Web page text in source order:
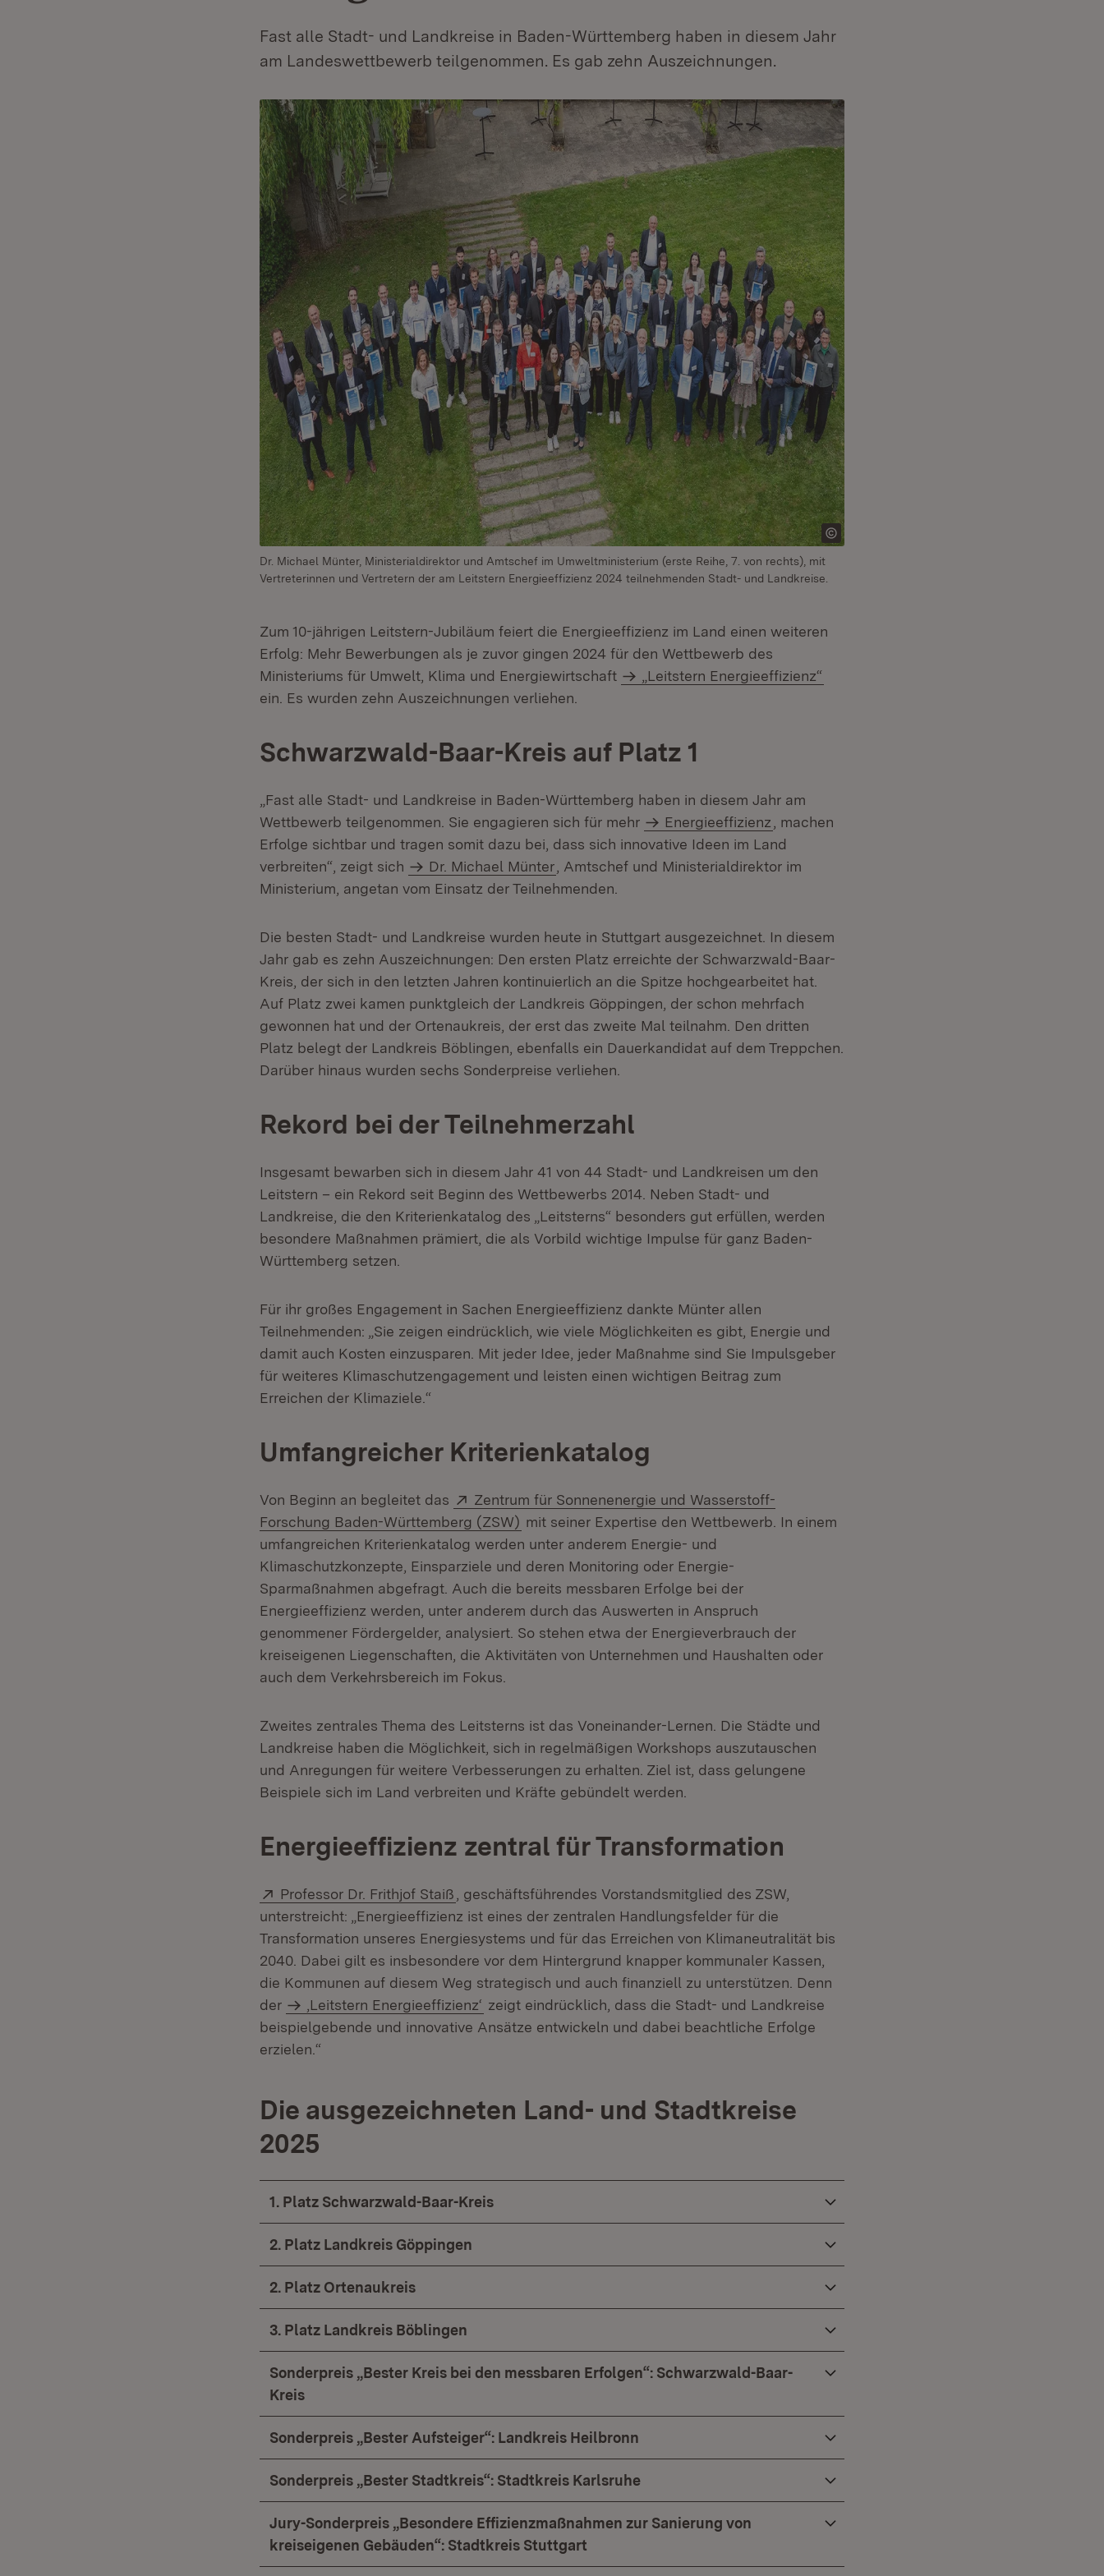
Fast alle Stadt- und Landkreise in Baden-Württemberg haben in diesem Jahr
am Landeswettbewerb teilgenommen. Es gab zehn Auszeichnungen.
Dr. Michael Münter, Ministerialdirektor und Amtschef im Umweltministerium (erste Reihe, 7. von rechts), mit
Vertreterinnen und Vertretern der am Leitstern Energieeffizienz 2024 teilnehmenden Stadt- und Landkreise.
Zum 10-jährigen Leitstern-Jubiläum feiert die Energieeffizienz im Land einen weiteren
Erfolg: Mehr Bewerbungen als je zuvor gingen 2024 für den Wettbewerb des
Ministeriums für Umwelt, Klima und Energiewirtschaft
„Leitstern Energieeffizienz“
ein. Es wurden zehn Auszeichnungen verliehen.
Schwarzwald-Baar-Kreis auf Platz 1
„Fast alle Stadt- und Landkreise in Baden-Württemberg haben in diesem Jahr am
Wettbewerb teilgenommen. Sie engagieren sich für mehr
Energieeffizienz
, machen
Erfolge sichtbar und tragen somit dazu bei, dass sich innovative Ideen im Land
verbreiten“, zeigt sich
Dr. Michael Münter , Amtschef und Ministerialdirektor im
Ministerium, angetan vom Einsatz der Teilnehmenden.
Die besten Stadt- und Landkreise wurden heute in Stuttgart ausgezeichnet. In diesem
Jahr gab es zehn Auszeichnungen: Den ersten Platz erreichte der Schwarzwald-Baar-
Kreis, der sich in den letzten Jahren kontinuierlich an die Spitze hochgearbeitet hat.
Auf Platz zwei kamen punktgleich der Landkreis Göppingen, der schon mehrfach
gewonnen hat und der Ortenaukreis, der erst das zweite Mal teilnahm. Den dritten
Platz belegt der Landkreis Böblingen, ebenfalls ein Dauerkandidat auf dem Treppchen.
Darüber hinaus wurden sechs Sonderpreise verliehen.
Rekord bei der Teilnehmerzahl
Insgesamt bewarben sich in diesem Jahr 41 von 44 Stadt- und Landkreisen um den
Leitstern – ein Rekord seit Beginn des Wettbewerbs 2014. Neben Stadt- und
Landkreise, die den Kriterienkatalog des „Leitsterns“ besonders gut erfüllen, werden
besondere Maßnahmen prämiert, die als Vorbild wichtige Impulse für ganz Baden-
Württemberg setzen.
Für ihr großes Engagement in Sachen Energieeffizienz dankte Münter allen
Teilnehmenden: „Sie zeigen eindrücklich, wie viele Möglichkeiten es gibt, Energie und
damit auch Kosten einzusparen. Mit jeder Idee, jeder Maßnahme sind Sie Impulsgeber
für weiteres Klimaschutzengagement und leisten einen wichtigen Beitrag zum
Erreichen der Klimaziele.“
Umfangreicher Kriterienkatalog
Von Beginn an begleitet das Extern:
Zentrum für Sonnenenergie und Wasserstoff-
Forschung Baden-Württemberg (ZSW) (Öffnet in neuem Fenster)
mit seiner Expertise den Wettbewerb. In einem
umfangreichen Kriterienkatalog werden unter anderem Energie- und
Klimaschutzkonzepte, Einsparziele und deren Monitoring oder Energie-
Sparmaßnahmen abgefragt. Auch die bereits messbaren Erfolge bei der
Energieeffizienz werden, unter anderem durch das Auswerten in Anspruch
genommener Fördergelder, analysiert. So stehen etwa der Energieverbrauch der
kreiseigenen Liegenschaften, die Aktivitäten von Unternehmen und Haushalten oder
auch dem Verkehrsbereich im Fokus.
Zweites zentrales Thema des Leitsterns ist das Voneinander-Lernen. Die Städte und
Landkreise haben die Möglichkeit, sich in regelmäßigen Workshops auszutauschen
und Anregungen für weitere Verbesserungen zu erhalten. Ziel ist, dass gelungene
Beispiele sich im Land verbreiten und Kräfte gebündelt werden.
Energieeffizienz zentral für Transformation
Extern:
Professor Dr. Frithjof Staiß (Öffnet in neuem Fenster)
, geschäftsführendes Vorstandsmitglied des ZSW,
unterstreicht: „Energieeffizienz ist eines der zentralen Handlungsfelder für die
Transformation unseres Energiesystems und für das Erreichen von Klimaneutralität bis
2040. Dabei gilt es insbesondere vor dem Hintergrund knapper kommunaler Kassen,
die Kommunen auf diesem Weg strategisch und auch finanziell zu unterstützen. Denn
der
‚Leitstern Energieeffizienz‘ zeigt eindrücklich, dass die Stadt- und Landkreise
beispielgebende und innovative Ansätze entwickeln und dabei beachtliche Erfolge
erzielen.“
Die ausgezeichneten Land- und Stadtkreise
2025
1. Platz Schwarzwald-Baar-Kreis
2. Platz Landkreis Göppingen
2. Platz Ortenaukreis
3. Platz Landkreis Böblingen
Sonderpreis „Bester Kreis bei den messbaren Erfolgen“: Schwarzwald-Baar-
Kreis
Sonderpreis „Bester Aufsteiger“: Landkreis Heilbronn
Sonderpreis „Bester Stadtkreis“: Stadtkreis Karlsruhe
Jury-Sonderpreis „Besondere Effizienzmaßnahmen zur Sanierung von
kreiseigenen Gebäuden“: Stadtkreis Stuttgart